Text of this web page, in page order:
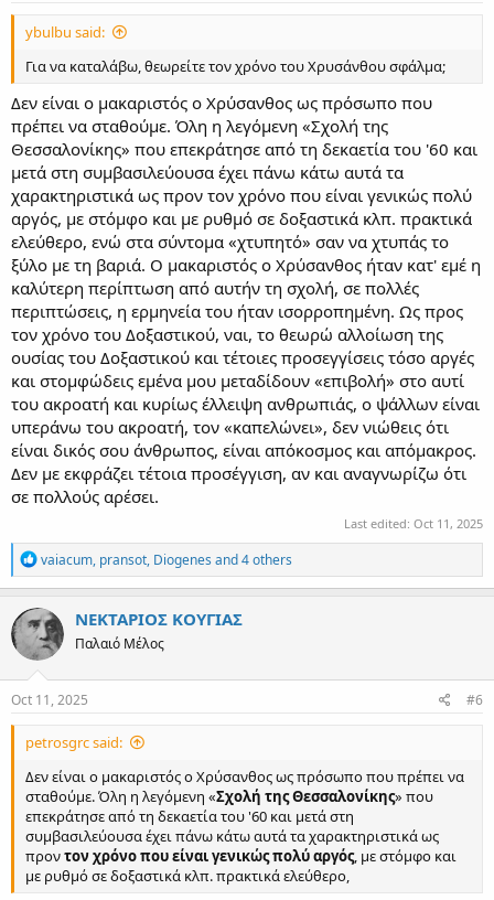
ybulbu said:
Για να καταλάβω, θεωρείτε τον χρόνο του Χρυσάνθου σφάλμα;
Δεν είναι ο μακαριστός ο Χρύσανθος ως πρόσωπο που
πρέπει να σταθούμε. Όλη η λεγόμενη «Σχολή της
Θεσσαλονίκης» που επεκράτησε από τη δεκαετία του '60 και
μετά στη συμβασιλεύουσα έχει πάνω κάτω αυτά τα
χαρακτηριστικά ως προν τον χρόνο που είναι γενικώς πολύ
αργός, με στόμφο και με ρυθμό σε δοξαστικά κλπ. πρακτικά
ελεύθερο, ενώ στα σύντομα «χτυπητό» σαν να χτυπάς το
ξύλο με τη βαριά. Ο μακαριστός ο Χρύσανθος ήταν κατ' εμέ η
καλύτερη περίπτωση από αυτήν τη σχολή, σε πολλές
περιπτώσεις, η ερμηνεία του ήταν ισορροπημένη. Ως προς
τον χρόνο του Δοξαστικού, ναι, το θεωρώ αλλοίωση της
ουσίας του Δοξαστικού και τέτοιες προσεγγίσεις τόσο αργές
και στομφώδεις εμένα μου μεταδίδουν «επιβολή» στο αυτί
του ακροατή και κυρίως έλλειψη ανθρωπιάς, ο ψάλλων είναι
υπεράνω του ακροατή, τον «καπελώνει», δεν νιώθεις ότι
είναι δικός σου άνθρωπος, είναι απόκοσμος και απόμακρος.
Δεν με εκφράζει τέτοια προσέγγιση, αν και αναγνωρίζω ότι
σε πολλούς αρέσει.
Last edited: Oct 11, 2025
R
e
a
c
t
i
o
n
s
vaiacum, pransot, Diogenes and 4 others
ΝΕΚΤΑΡΙΟΣ ΚΟΥΓΙΑΣ
Παλαιό Μέλος
Oct 11, 2025 #6
petrosgrc said:
Δεν είναι ο μακαριστός ο Χρύσανθος ως πρόσωπο που πρέπει να
σταθούμε. Όλη η λεγόμενη «Σχολή της Θεσσαλονίκης» που
επεκράτησε από τη δεκαετία του '60 και μετά στη
συμβασιλεύουσα έχει πάνω κάτω αυτά τα χαρακτηριστικά ως
προντον χρόνο που είναι γενικώς πολύ αργός, με στόμφο και
με ρυθμό σε δοξαστικά κλπ. πρακτικά ελεύθερο,